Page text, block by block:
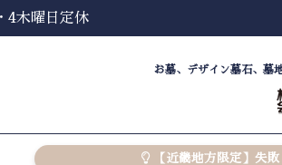
木曜日定休
お墓、デザイン墓石、墓
【近畿地方限定】失敗